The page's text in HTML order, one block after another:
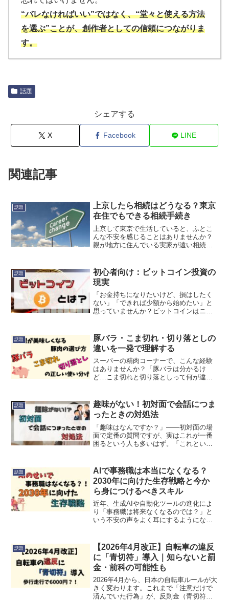
“バレなければいい”ではなく、“堂々と使える方法
を選ぶ”ことが、創作者としての信頼につながりま
す。
話題
シェアする
X Facebook LINE
関連記事
話題
上京したら相続はどうなる？東京
在住でもできる相続手続き
上京して東京で生活していると、ふとこ
んな不安を感じることはありませんか？
親が地方に住んでいる実家が遠い相続が
きないのでは？」と思う人もいるかもし
れません。結論から言うとReed More...
話題
初心者向け：ビットコイン投資の
現実
「お金持ちになりたいけど、損はしたく
ない」「できれば少額から始めたい」と
思っていませんか？ビットコインはニュ
トコイン投資の基本からメリット・デメ
リット、成功例と失敗例、Reed More...
話題
豚バラ・こま切れ・切り落としの
違いを一発で理解する
スーパーの精肉コーナーで、こんな経験
はありませんか？「豚バラは分かるけ
ど…こま切れと切り落としって何が違う
ーを感じて、とりあえず安い方をカゴに
入れる——。実はこの3つReed More...
話題
趣味がない！初対面で会話につま
ったときの対処法
「趣味はなんですか？」――初対面の場
面で定番の質問ですが、実はこれが一番
困るという人も多いはず。「これといっ
う…」そんな経験、ありませんか？この
記事では趣味がなくても初対Reed
More...
話題
AIで事務職は本当になくなる？
2030年に向けた生存戦略と今か
ら身につけるべきスキル
近年、生成AIや自動化ツールの進化によ
り「事務職は将来なくなるのでは？」と
いう不安の声をよく耳にするようになり
という予測も増えています。しかし、結
論から言うと事務職Reed More...
話題
【2026年4月改正】自転車の違反
に「青切符」導入｜知らないと罰
金・前科の可能性も
2026年4月から、日本の自転車ルールが大
きく変わります。これまで「注意だけで
済んでいた行為」が、反則金（青切符）